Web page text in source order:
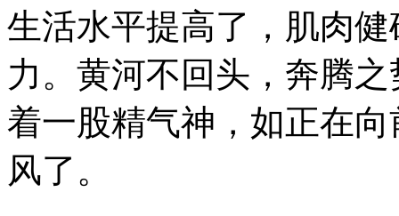
生活水平提高了，肌肉
力。黄河不回头，奔腾
着一股精气神，如正在
风了。